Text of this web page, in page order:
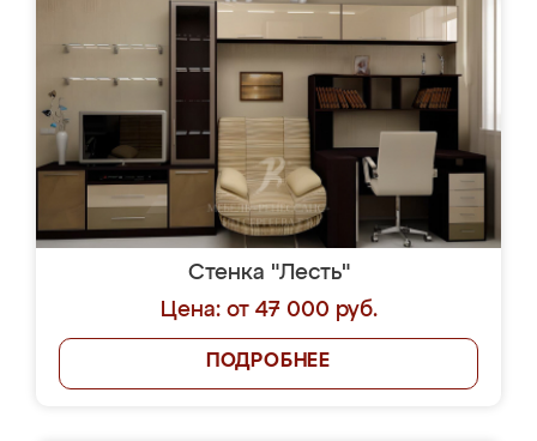
Стенка "Лесть"
Цена: от 47 000 руб.
ПОДРОБНЕЕ